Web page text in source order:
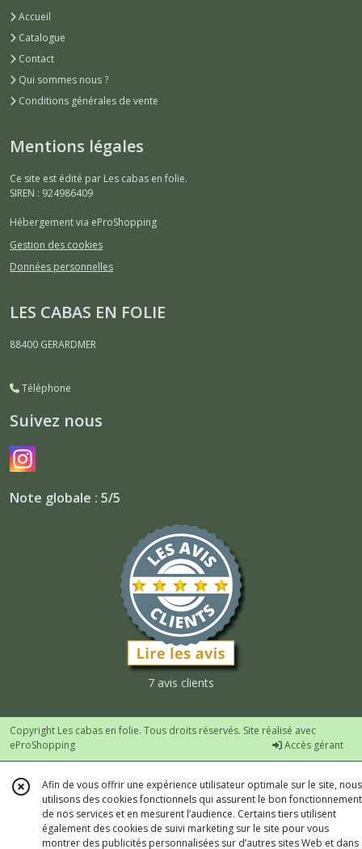
Accueil
Catalogue
Contact
Qui sommes nous ?
Conditions générales de vente
Mentions légales
Ce site est édité par Les cabas en folie.
SIREN : 924986409
Hébergement via eProShopping
Gestion des cookies
Données personnelles
LES CABAS EN FOLIE
88400 GERARDMER
Téléphone
Suivez nous
Note globale : 5/5
7 avis clients
Copyright Les cabas en folie. Tous droits réservés. Site réalisé avec
eProShopping
Accès gérant
Afin de vous offrir une expérience utilisateur optimale sur le site, nous
utilisons des cookies fonctionnels qui assurent le bon fonctionnement
de nos services et en mesurent l’audience. Certains tiers utilisent
également des cookies de suivi marketing sur le site pour vous
montrer des publicités personnalisées sur d’autres sites Web et dans